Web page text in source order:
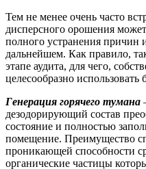
Тем не менее очень часто
дисперсного орошения может
полного устранения причин
дальнейшем. Как правило,
этапе аудита, для чего,
целесообразно
Генерация горячего тумана
дезодорирующий состав
состояние и полностью
помещение. Преимущество
проникающей способности
органические частицы